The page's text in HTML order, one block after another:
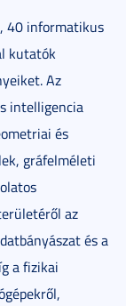
40 informatikus
kutatók
Az
intelligencia
és
gráfelméleti
az
és a
a fizikai